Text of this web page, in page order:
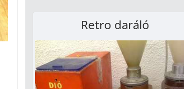
Retro daráló